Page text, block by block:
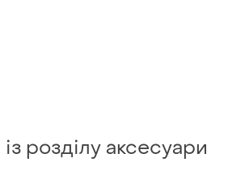
розділу аксесуари